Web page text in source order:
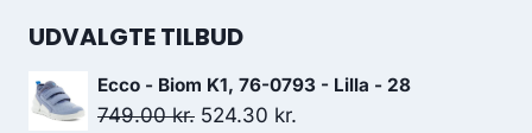
UDVALGTE TILBUD
Ecco - Biom K1, 76-0793 - Lilla - 28
749.00kr. Den
524.30 kr.